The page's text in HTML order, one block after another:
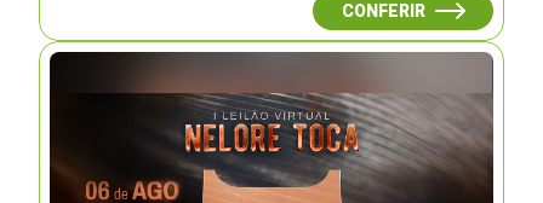
CONFERIR